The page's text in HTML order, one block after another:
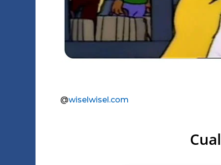
@wiselwisel.com